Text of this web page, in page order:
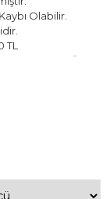
Olabilir.
150 TL Sabit Ücret